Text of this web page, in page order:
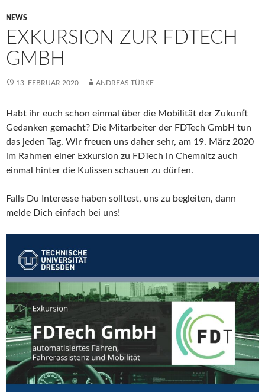
NEWS
EXKURSION ZUR FDTECH
GMBH
13. FEBRUAR 2020 ANDREAS TÜRKE
Habt ihr euch schon einmal über die Mobilität der Zukunft
Gedanken gemacht? Die Mitarbeiter der FDTech GmbH tun
das jeden Tag. Wir freuen uns daher sehr, am 19. März 2020
im Rahmen einer Exkursion zu FDTech in Chemnitz auch
einmal hinter die Kulissen schauen zu dürfen.
Falls Du Interesse haben solltest, uns zu begleiten, dann
melde Dich einfach bei uns!